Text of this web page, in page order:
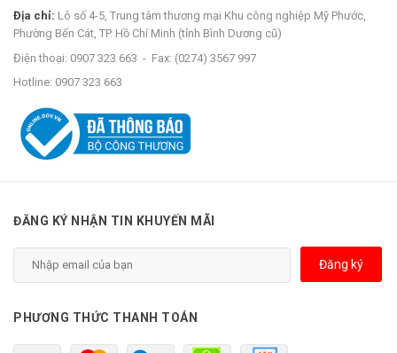
Địa chỉ: Lô số 4-5, Trung tâm thương mại Khu công nghiệp Mỹ Phước,
Phường Bến Cát, TP. Hồ Chí Minh (tỉnh Bình Dương cũ)
Điện thoại: 0907 323 663 - Fax: (0274) 3567 997
Hotline: 0907 323 663
ĐĂNG KÝ NHẬN TIN KHUYẾN MÃI
Đăng ký
PHƯƠNG THỨC THANH TOÁN